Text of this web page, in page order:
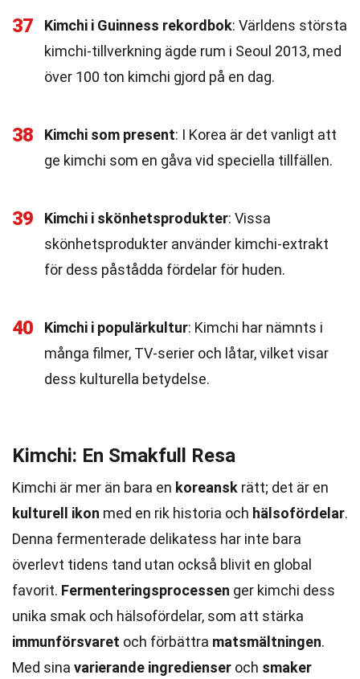
37 Kimchi i Guinness rekordbok: Världens största
kimchi-tillverkning ägde rum i Seoul 2013, med
över 100 ton kimchi gjord på en dag.
38 Kimchi som present: I Korea är det vanligt att
ge kimchi som en gåva vid speciella tillfällen.
39 Kimchi i skönhetsprodukter: Vissa
skönhetsprodukter använder kimchi-extrakt
för dess påstådda fördelar för huden.
40 Kimchi i populärkultur: Kimchi har nämnts i
många filmer, TV-serier och låtar, vilket visar
dess kulturella betydelse.
Kimchi: En Smakfull Resa
Kimchi är mer än bara en koreansk rätt; det är en
kulturell ikon med en rik historia och hälsofördelar.
Denna fermenterade delikatess har inte bara
överlevt tidens tand utan också blivit en global
favorit. Fermenteringsprocessen ger kimchi dess
unika smak och hälsofördelar, som att stärka
immunförsvaret och förbättra matsmältningen.
Med sina varierande ingredienser och smaker